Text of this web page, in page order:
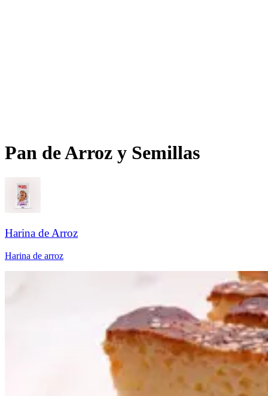
Pan de Arroz y Semillas​​​​‌ ‍ ​‍​‍‌‍ ‌ ​‍‌‍‍‌‌‍‌ ‌‍‍‌‌‍ ‍​‍​‍​ ‍‍​‍​‍‌ ​ ‌‍​‌‌‍ ‍‌‍‍‌‌ ‌​‌ ‍‌​‍ ‍‌‍‍‌‌‍ ​‍​‍​‍ ​​‍​‍‌‍‍​‌ ​‍‌‍‌‌‌‍‌‍​‍​‍​ ‍‍​‍​‍‌‍‍​‌ ‌​‌ ‌​‌ ​​‌ ​ ​ ‍‍​‍ ​‍ ‌ ‌​‌ ‌‌‌‍​ ‌‍​‌‌ ​​‌‍‌‌‌‍ ​​‍ ‍‌ ​ ‌‍​‌‌‍ ‍‌‍‍‌‌ ‌​‌ ‍‌​‍ ‍‌ ​ ‌ ‌​‌ ‌‌‌‍‌​‌‍‍‌‌‍ ​‍ ‌‍‍‌‌‍ ‍‌ ‌​‌‍‌‌‌‍ ‍‌ ‌​​‍ ‌‍‌‌‌‍‌​‌‍‍‌‌ ‌​​‍ ‌‍ ‌‌‍ ‌‍‌​‌‍‌‌​ ‌‌ ​​‌ ​‍‌‍‌‌‌ ​ ‌‍‌‌‌‍ ‍‌ ‌​‌‍​‌‌ ‌​‌‍‍‌‌‍ ‌‍ ‍​ ‍ ‌‍‍‌‌‍‌​​ ‌‌ ​‍‌‍‌‌‌‍​ ‌‍‍‌‌ ​​‌‍‌‌​‍ ‌​ ‌ ​ ‍​​ ‍‌​ ​‌​ ‍ ‌ ‌​‌ ‍‌‌ ​​‌‍‌‌​ ‌‌ ​‍‌‍‌‌‌‍​ ‌‍‍‌‌ ​​‌‍‌‌​ ‍ ‌ ​​‌‍​‌‌ ‌​‌‍‍​​ ‌‌ ‌​‌‍‍‌‌ ‌​‌‍ ​‌‍‌‌​ ‌‍​‍‌‍​‌‌ ​ ‌‍‌‌‌‌‌‌‌ ​‍‌‍ ​​ ‌‌‍‍​‌ ‌​‌ ‌​‌ ​​‌ ​ ​‍‌‌​ ​ ‌​​‌​‍‌‌​ ​‍‌​‌‍​‍‌‌​ ​‍‌​‌‍‌ ‌​‌ ‌‌‌‍​ ‌‍​‌‌ ​​‌‍‌‌‌‍ ​​‍ ‍‌ ​ ‌‍​‌‌‍ ‍‌‍‍‌‌ ‌​‌ ‍‌​‍ ‍‌ ​ ‌ ‌​‌ ‌‌‌‍‌​‌‍‍‌‌‍ ​‍‌‍‌‍‍‌‌‍‌​​ ‌‌ ​‍‌‍‌‌‌‍​ ‌‍‍‌‌ ​​‌‍‌‌​‍ ‌​ ‌ ​ ‍​​ ‍‌​ ​‌​‍‌‍‌ ‌​‌ ‍‌‌ ​​‌‍‌‌​ ‌‌ ​‍‌‍‌‌‌‍​ ‌‍‍‌‌ ​​‌‍‌‌​‍‌‍‌ ​​‌‍​‌‌ ‌​‌‍‍​​ ‌‌ ‌​‌‍‍‌‌ ‌​‌‍ ​‌‍‌‌​‍‌‍‌ ​​‌‍‌‌‌ ​‍‌ ​ ‌ ​​‌‍‌‌‌‍​ ‌ ‌​‌‍‍‌‌ ‌‍‌‍‌‌​ ‌‌ ​​‌ ‌‌‌‍​‍‌‍ ​‌‍‍‌‌ ​ ‌‍‍​‌‍‌‌‌‍‌​​‍​‍‌ ‌
Harina de Arroz​​​​‌ ‍ ​‍​‍‌‍ ‌ ​‍‌‍‍‌‌‍‌ ‌‍‍‌‌‍ ‍​‍​‍​ ‍‍​‍​‍‌ ​ ‌‍​‌‌‍ ‍‌‍‍‌‌ ‌​‌ ‍‌​‍ ‍‌‍‍‌‌‍ ​‍​‍​‍ ​​‍​‍‌‍‍​‌ ​‍‌‍‌‌‌‍‌‍​‍​‍​ ‍‍​‍​‍‌‍‍​‌ ‌​‌ ‌​‌ ​​‌ ​ ​ ‍‍​‍ ​‍ ‌ ‌​‌ ‌‌‌‍​ ‌‍​‌‌ ​​‌‍‌‌‌‍ ​​‍ ‍‌ ​ ‌‍​‌‌‍ ‍‌‍‍‌‌ ‌​‌ ‍‌​‍ ‍‌ ​ ‌ ‌​‌ ‌‌‌‍‌​‌‍‍‌‌‍ ​‍ ‌‍‍‌‌‍ ‍‌ ‌​‌‍‌‌‌‍ ‍‌ ‌​​‍ ‌‍‌‌‌‍‌​‌‍‍‌‌ ‌​​‍ ‌‍ ‌‌‍ ‌‍‌​‌‍‌‌​ ‌‌ ​​‌ ​‍‌‍‌‌‌ ​ ‌‍‌‌‌‍ ‍‌ ‌​‌‍​‌‌ ‌​‌‍‍‌‌‍ ‌‍ ‍​ ‍ ‌‍‍‌‌‍‌​​ ‌​ ‌​‌‍‌‍​ ‌​​ ​​‌‍​‍​ ‌ ​ ‌ ​ ​​​‍ ‌‌‍‌​​ ​ ​ ​‌‌‍​ ​‍ ‌​ ‌​​ ‍​​ ‌​​ ‌​​‍ ‌‌‍​‌​ ‍​​ ‌​​ ‌‌​‍ ‌‌‍‌‍​ ‌​​ ​ ‌‍‌​​ ​‍​ ​‍‌‍​ ‌‍‌‌‌‍‌​​ ​ ​ ​ ‌‍​ ​ ‍ ‌ ‌​‌ ‍‌‌ ​​‌‍‌‌​ ‌‌ ​​‌ ​‍‌‍ ‌‍‌​‌ ‌‌‌‍​ ‌ ‌​​ ‍ ‌ ​​‌‍​‌‌ ‌​‌‍‍​​ ‌‌ ‌​‌‍‍‌‌ ‌​‌‍ ​‌‍‌‌​ ‌‍​‍‌‍​‌‌ ​ ‌‍‌‌‌‌‌‌‌ ​‍‌‍ ​​ ‌‌‍‍​‌ ‌​‌ ‌​‌ ​​‌ ​ ​‍‌‌​ ​ ‌​​‌​‍‌‌​ ​‍‌​‌‍​‍‌‌​ ​‍‌​‌‍‌ ‌​‌ ‌‌‌‍​ ‌‍​‌‌ ​​‌‍‌‌‌‍ ​​‍ ‍‌ ​ ‌‍​‌‌‍ ‍‌‍‍‌‌ ‌​‌ ‍‌​‍ ‍‌ ​ ‌ ‌​‌ ‌‌‌‍‌​‌‍‍‌‌‍ ​‍‌‍‌‍‍‌‌‍‌​​ ‌​ ‌​‌‍‌‍​ ‌​​ ​​‌‍​‍​ ‌ ​ ‌ ​ ​​​‍ ‌‌‍‌​​ ​ ​ ​‌‌‍​ ​‍ ‌​ ‌​​ ‍​​ ‌​​ ‌​​‍ ‌‌‍​‌​ ‍​​ ‌​​ ‌‌​‍ ‌‌‍‌‍​ ‌​​ ​ ‌‍‌​​ ​‍​ ​‍‌‍​ ‌‍‌‌‌‍‌​​ ​ ​ ​ ‌‍​ ​‍‌‍‌ ‌​‌ ‍‌‌ ​​‌‍‌‌​ ‌‌ ​​‌ ​‍‌‍ ‌‍‌​‌ ‌‌‌‍​ ‌ ‌​​‍‌‍‌ ​​‌‍​‌‌ ‌​‌‍‍​​ ‌‌ ‌​‌‍‍‌‌ ‌​‌‍ ​‌‍‌‌​‍‌‍‌ ​​‌‍‌‌‌ ​‍‌ ​ ‌ ​​‌‍‌‌‌‍​ ‌ ‌​‌‍‍‌‌ ‌‍‌‍‌‌​ ‌‌ ​​‌ ‌‌‌‍​‍‌‍ ​‌‍‍‌‌ ​ ‌‍‍​‌‍‌‌‌‍‌​​‍​‍‌ ‌
Harina de arroz​​​​‌ ‍ ​‍​‍‌‍ ‌ ​‍‌‍‍‌‌‍‌ ‌‍‍‌‌‍ ‍​‍​‍​ ‍‍​‍​‍‌ ​ ‌‍​‌‌‍ ‍‌‍‍‌‌ ‌​‌ ‍‌​‍ ‍‌‍‍‌‌‍ ​‍​‍​‍ ​​‍​‍‌‍‍​‌ ​‍‌‍‌‌‌‍‌‍​‍​‍​ ‍‍​‍​‍‌‍‍​‌ ‌​‌ ‌​‌ ​​‌ ​ ​ ‍‍​‍ ​‍ ‌ ‌​‌ ‌‌‌‍​ ‌‍​‌‌ ​​‌‍‌‌‌‍ ​​‍ ‍‌ ​ ‌‍​‌‌‍ ‍‌‍‍‌‌ ‌​‌ ‍‌​‍ ‍‌ ​ ‌ ‌​‌ ‌‌‌‍‌​‌‍‍‌‌‍ ​‍ ‌‍‍‌‌‍ ‍‌ ‌​‌‍‌‌‌‍ ‍‌ ‌​​‍ ‌‍‌‌‌‍‌​‌‍‍‌‌ ‌​​‍ ‌‍ ‌‌‍ ‌‍‌​‌‍‌‌​ ‌‌ ​​‌ ​‍‌‍‌‌‌ ​ ‌‍‌‌‌‍ ‍‌ ‌​‌‍​‌‌ ‌​‌‍‍‌‌‍ ‌‍ ‍​ ‍ ‌‍‍‌‌‍‌​​ ‌​ ​ ​ ‍​​ ​‍‌‍‌‌​ ‌‌‌‍​ ​ ‍‌​ ‍​​‍ ‌​ ​‍​ ‍​‌‍​ ‌‍‌‌​‍ ‌​ ‌​​ ​​​ ​ ​ ‍​​‍ ‌‌‍​‍‌‍​‍‌‍‌‌​ ​‌​‍ ‌​ ​​​ ‍‌‌‍​‌‌‍‌‌‌‍​ ​ ‌ ​ ​‍​ ‌​​ ​​​ ‍‌​ ‌ ‌‍​‌​ ‍ ‌ ‌​‌ ‍‌‌ ​​‌‍‌‌​ ‌‌ ​​‌ ​‍‌‍ ‌‍‌​‌ ‌‌‌‍​ ‌ ‌​‌​​ ‌‍​‌‌ ‌​‌‍‌‌‌‍‌ ‌‍ ‌ ​‍‌ ‍‌​ ‍ ‌ ​​‌‍​‌‌ ‌​‌‍‍​​ ‌‌ ‌​‌‍‍‌‌ ‌​‌‍ ​‌‍‌‌​ ‌‍​‍‌‍​‌‌ ​ ‌‍‌‌‌‌‌‌‌ ​‍‌‍ ​​ ‌‌‍‍​‌ ‌​‌ ‌​‌ ​​‌ ​ ​‍‌‌​ ​ ‌​​‌​‍‌‌​ ​‍‌​‌‍​‍‌‌​ ​‍‌​‌‍‌ ‌​‌ ‌‌‌‍​ ‌‍​‌‌ ​​‌‍‌‌‌‍ ​​‍ ‍‌ ​ ‌‍​‌‌‍ ‍‌‍‍‌‌ ‌​‌ ‍‌​‍ ‍‌ ​ ‌ ‌​‌ ‌‌‌‍‌​‌‍‍‌‌‍ ​‍‌‍‌‍‍‌‌‍‌​​ ‌​ ​ ​ ‍​​ ​‍‌‍‌‌​ ‌‌‌‍​ ​ ‍‌​ ‍​​‍ ‌​ ​‍​ ‍​‌‍​ ‌‍‌‌​‍ ‌​ ‌​​ ​​​ ​ ​ ‍​​‍ ‌‌‍​‍‌‍​‍‌‍‌‌​ ​‌​‍ ‌​ ​​​ ‍‌‌‍​‌‌‍‌‌‌‍​ ​ ‌ ​ ​‍​ ‌​​ ​​​ ‍‌​ ‌ ‌‍​‌​‍‌‍‌ ‌​‌ ‍‌‌ ​​‌‍‌‌​ ‌‌ ​​‌ ​‍‌‍ ‌‍‌​‌ ‌‌‌‍​ ‌ ‌​‌​​ ‌‍​‌‌ ‌​‌‍‌‌‌‍‌ ‌‍ ‌ ​‍‌ ‍‌​‍‌‍‌ ​​‌‍​‌‌ ‌​‌‍‍​​ ‌‌ ‌​‌‍‍‌‌ ‌​‌‍ ​‌‍‌‌​‍‌‍‌ ​​‌‍‌‌‌ ​‍‌ ​ ‌ ​​‌‍‌‌‌‍​ ‌ ‌​‌‍‍‌‌ ‌‍‌‍‌‌​ ‌‌ ​​‌ ‌‌‌‍​‍‌‍ ​‌‍‍‌‌ ​ ‌‍‍​‌‍‌‌‌‍‌​​‍​‍‌ ‌